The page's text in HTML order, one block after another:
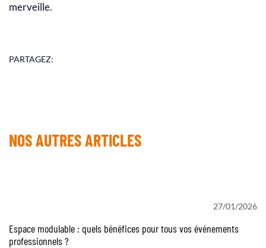
merveille.
PARTAGEZ:
NOS AUTRES ARTICLES
27/01/2026
Espace modulable : quels bénéfices pour tous vos événements
professionnels ?